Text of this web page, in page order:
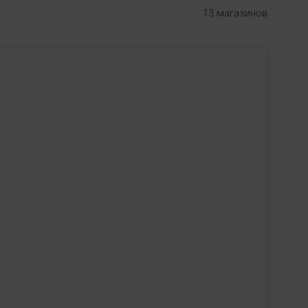
13 магазинов